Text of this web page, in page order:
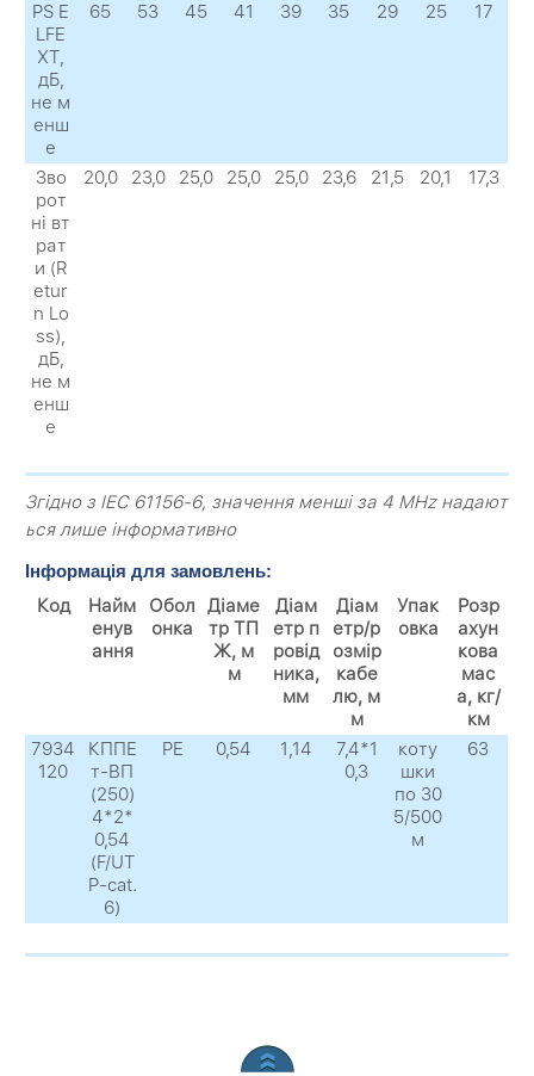
PS E
LFE
XТ,
дБ,
не м
енш
е
65 53 45 41 39 35 29 25 17
Зво
рот
ні вт
рат
и (R
etur
n Lo
ss),
дБ,
не м
енш
е
20,0 23,0 25,0 25,0 25,0 23,6 21,5 20,1 17,3
Згідно з IEC 61156-6, значення менші за 4 MHz надают
ься лише інформативно
Інформація для замовлень:
Код
Найм
енув
ання
Обол
онка
Діаме
тр ТП
Ж, м
м
Діам
етр п
ровід
ника,
мм
Діам
етр/р
озмір
кабе
лю, м
м
Упак
овка
Розр
ахун
кова
мас
а, кг/
км
7934
120
КППЕ
т-ВП
(250)
4*2*
0,54
(F/UT
P-cat.
6)
PE 0,54 1,14
7,4*1
0,3
коту
шки
по 30
5/500
м
63